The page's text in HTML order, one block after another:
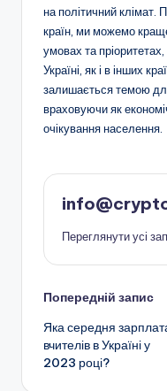
на політичний клімат.
країн, ми можемо
умовах та
Україні, як і в інших
залишається темою
враховуючи як
очікування населення.
Переглянути усі
Навігація
по
запису
Попередній запис
Яка середня
вчителів в Україні у
2023 році?